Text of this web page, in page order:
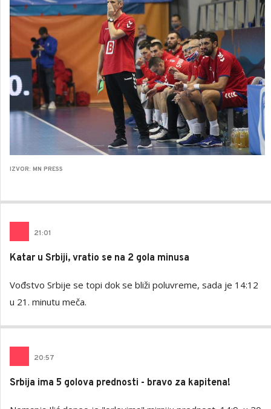
IZVOR: MN PRESS
21:01
Katar u Srbiji, vratio se na 2 gola minusa
Vođstvo Srbije se topi dok se bliži poluvreme, sada je 14:12
u 21. minutu meča.
20:57
Srbija ima 5 golova prednosti - bravo za kapitena!